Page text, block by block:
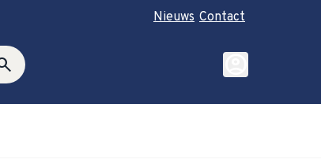
Nieuws Contact
account_circle